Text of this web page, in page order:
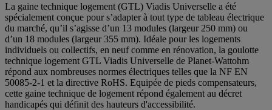
La gaine technique logement (GTL) Viadis Universelle a été
spécialement conçue pour s’adapter à tout type de tableau électrique
du marché, qu’il s’agisse d’un 13 modules (largeur 250 mm) ou
d’un 18 modules (largeur 355 mm). Idéale pour les logements
individuels ou collectifs, en neuf comme en rénovation, la goulotte
technique logement GTL Viadis Universelle de Planet-Wattohm
répond aux nombreuses normes électriques telles que la NF EN
50085-2-1 et la directive RoHS. Equipée de pieds compensateurs,
cette gaine technique de logement répond également au décret
handicapés qui définit des hauteurs d'accessibilité.